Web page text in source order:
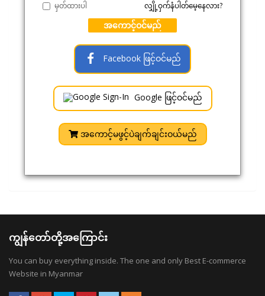
မှတ်ထားပါ လျှို့ဝှက်နံပါတ်မေ့နေလား?
အကောင့်ဝင်မည်
Facebook ဖြင့်ဝင်မည်
Google ဖြင့်ဝင်မည်
အကောင့်မဖွင့်ပဲချက်ချင်းဝယ်မည်
ကျွန်တော်တို့အကြောင်း
You can buy everything inside. The one and only Best E-commerce
Website in Myanmar